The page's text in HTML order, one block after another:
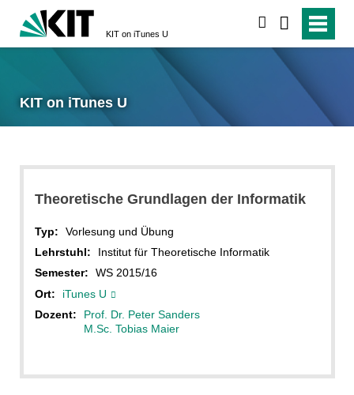
KIT on iTunes U
KIT on iTunes U
Theoretische Grundlagen der Informatik
Typ:
Vorlesung und Übung
Lehrstuhl:
Institut für Theoretische Informatik
Semester:
WS 2015/16
Ort:
iTunes U
Dozent:
Prof. Dr. Peter Sanders
M.Sc. Tobias Maier